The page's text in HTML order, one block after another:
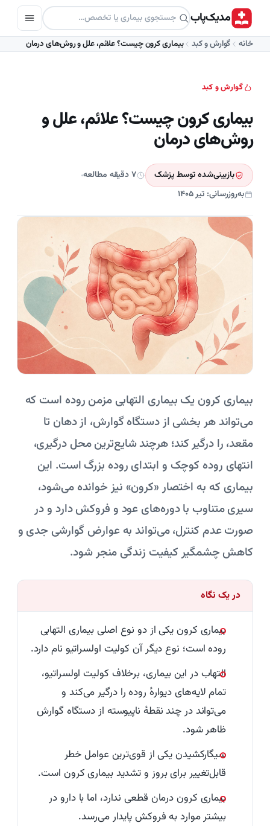
مدیک‌پاب
خانه گوارش و کبد بیماری کرون چیست؟ علائم، علل و روش‌های درمان
گوارش و کبد
بیماری کرون چیست؟ علائم، علل و
روش‌های درمان
بازبینی‌شده توسط پزشک
۷ دقیقه مطالعه
به‌روزرسانی: تیر ۱۴۰۵
بیماری کرون یک بیماری التهابی مزمن روده است که
می‌تواند هر بخشی از دستگاه گوارش، از دهان تا
مقعد، را درگیر کند؛ هرچند شایع‌ترین محل درگیری،
انتهای روده کوچک و ابتدای روده بزرگ است. این
بیماری که به اختصار «کرون» نیز خوانده می‌شود،
سیری متناوب با دوره‌های عود و فروکش دارد و در
صورت عدم کنترل، می‌تواند به عوارض گوارشی جدی و
کاهش چشمگیر کیفیت زندگی منجر شود.
در یک نگاه
بیماری کرون یکی از دو نوع اصلی بیماری التهابی
روده است؛ نوع دیگر آن کولیت اولسراتیو نام دارد.
التهاب در این بیماری، برخلاف کولیت اولسراتیو،
تمام لایه‌های دیوارهٔ روده را درگیر می‌کند و
می‌تواند در چند نقطهٔ ناپیوسته از دستگاه گوارش
ظاهر شود.
سیگارکشیدن یکی از قوی‌ترین عوامل خطر
قابل‌تغییر برای بروز و تشدید بیماری کرون است.
بیماری کرون درمان قطعی ندارد، اما با دارو در
بیشتر موارد به فروکش پایدار می‌رسد.